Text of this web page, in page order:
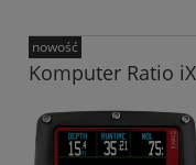
Komputer Ratio
nowość